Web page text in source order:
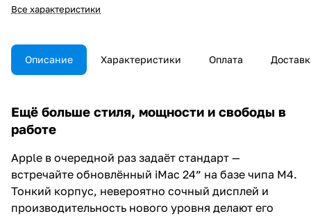
Все характеристики
Описание Характеристики Оплата
Ещё больше стиля, мощности и свободы в
работе
Apple в очередной раз задаёт стандарт —
встречайте обновлённый iMac 24” на базе чипа M4.
Тонкий корпус, невероятно сочный дисплей и
производительность нового уровня делают его